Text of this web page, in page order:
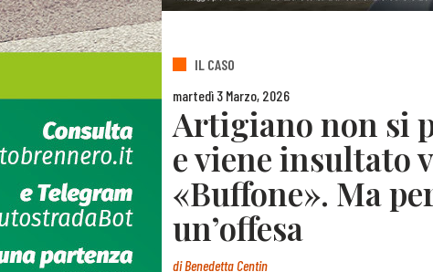
IL CASO
martedì 3 Marzo, 2026
Artigiano non si
e viene insultato
«Buffone». Ma
un’offesa
diBenedetta Centin